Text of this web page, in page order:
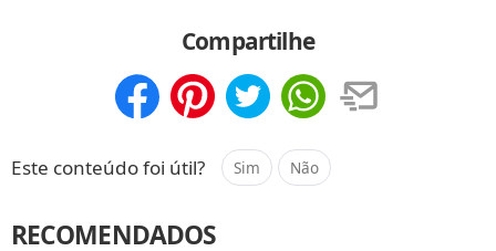
Compartilhe
Este conteúdo foi útil? Sim Não
RECOMENDADOS